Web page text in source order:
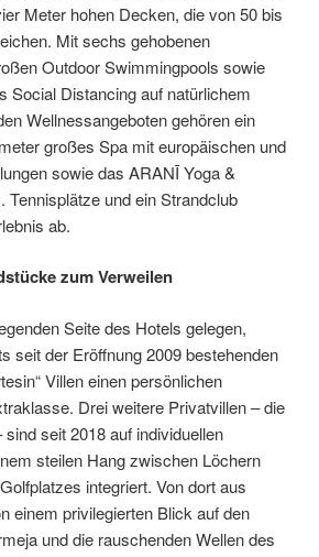
Meter hohen Decken, die von 50 bis
Mit sechs gehobenen
Outdoor Swimmingpools sowie
Social Distancing auf natürlichem
Wellnessangeboten gehören ein
großes Spa mit europäischen und
sowie das ARANĪ Yoga &
Tennisplätze und ein Strandclub
ab.
zum Verweilen
Seite des Hotels gelegen,
seit der Eröffnung 2009 bestehenden
Villen einen persönlichen
Drei weitere Privatvillen – die
sind seit 2018 auf individuellen
steilen Hang zwischen Löchern
integriert. Von dort aus
einem privilegierten Blick auf den
und die rauschenden Wellen des